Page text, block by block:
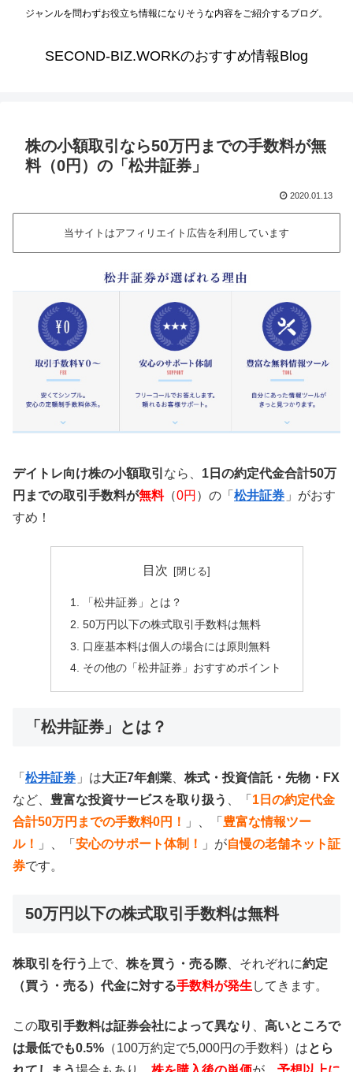
ジャンルを問わずお役立ち情報になりそうな内容をご紹介するブログ。
SECOND-BIZ.WORKのおすすめ情報Blog
株の小額取引なら50万円までの手数料が無
料（0円）の「松井証券」
2020.01.13
当サイトはアフィリエイト広告を利用しています
デイトレ向け株の小額取引 なら、 1日の約定代金合計50万
円までの取引手数料が無料（0円 ）の「 松井証券 」がおす
すめ！
目次
「松井証券」とは？
50万円以下の株式取引手数料は無料
口座基本料は個人の場合には原則無料
その他の「松井証券」おすすめポイント
「松井証券」とは？
「 松井証券 」は大正7年創業
株式・投資信託・先物・FX
など、 豊富な投資サービスを取り扱う 、「 1日の約定代金
合計50万円までの手数料0円！
」、「 豊富な情報ツー
ル！
」、「 安心のサポート体制！ 」が自慢の老舗ネット証
券です。
50万円以下の株式取引手数料は無料
株取引を行う 上で、 株を買う・売る際 、それぞれに約定
（買う・売る）代金に対する手数料が発生 してきます。
この取引手数料は証券会社によって異なり
高いところで
は最低でも0.5% （100万約定で5,000円の手数料）はとら